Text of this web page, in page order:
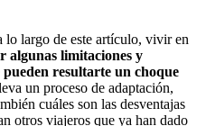
lo largo de este artículo, vivir en
algunas limitaciones y
pueden resultarte un choque
un proceso de adaptación,
cuáles son las desventajas
otros viajeros que ya han dado